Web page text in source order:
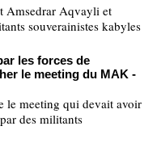
Aqvayli et
souverainistes kabyles
les forces de
le meeting du MAK -
meeting qui devait avoir
des militants